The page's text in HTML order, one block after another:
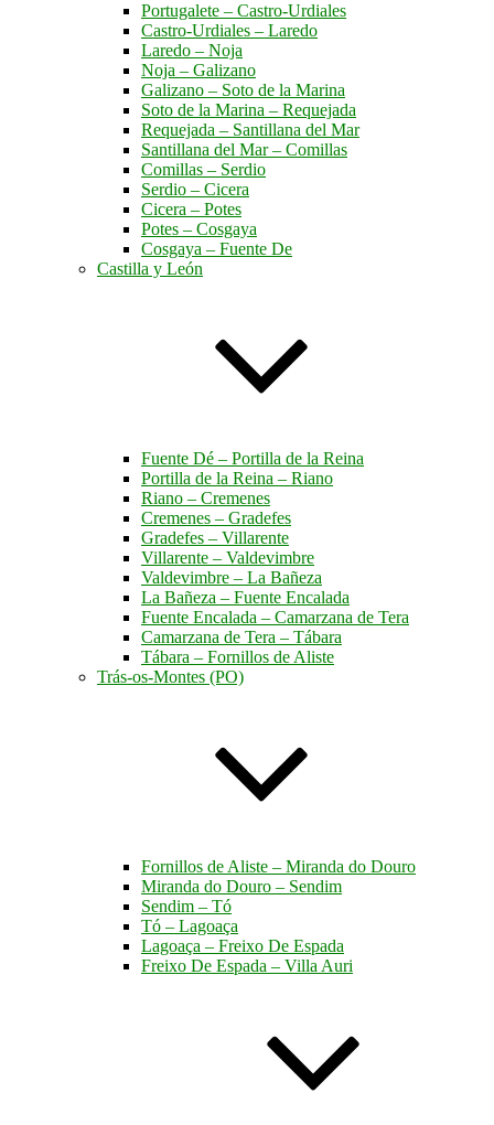
Portugalete – Castro-Urdiales
Castro-Urdiales – Laredo
Laredo – Noja
Noja – Galizano
Galizano – Soto de la Marina
Soto de la Marina – Requejada
Requejada – Santillana del Mar
Santillana del Mar – Comillas
Comillas – Serdio
Serdio – Cicera
Cicera – Potes
Potes – Cosgaya
Cosgaya – Fuente De
Castilla y León
Fuente Dé – Portilla de la Reina
Portilla de la Reina – Riano
Riano – Cremenes
Cremenes – Gradefes
Gradefes – Villarente
Villarente – Valdevimbre
Valdevimbre – La Bañeza
La Bañeza – Fuente Encalada
Fuente Encalada – Camarzana de Tera
Camarzana de Tera – Tábara
Tábara – Fornillos de Aliste
Trás-os-Montes (PO)
Fornillos de Aliste – Miranda do Douro
Miranda do Douro – Sendim
Sendim – Tó
Tó – Lagoaça
Lagoaça – Freixo De Espada
Freixo De Espada – Villa Auri